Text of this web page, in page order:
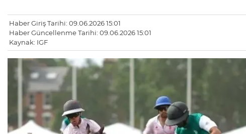
Haber Giriş Tarihi: 09.06.2026 15:01
Haber Güncellenme Tarihi: 09.06.2026 15:01
Kaynak: IGF